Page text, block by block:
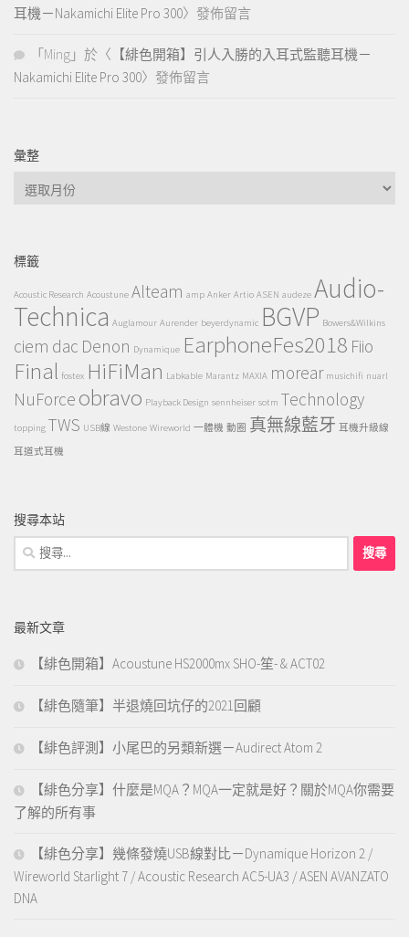
耳機－Nakamichi Elite Pro 300〉發佈留言
「Ming 」於〈 【緋色開箱】引人入勝的入耳式監聽耳機－
Nakamichi Elite Pro 300〉發佈留言
彙整
彙
標籤
Acoustic Research Acoustune Alteam amp Anker Artio ASEN audeze Audio-
Technica Auglamour Aurender beyerdynamic BGVP Bowers&Wilkins
ciem dac Denon Dynamique EarphoneFes2018 Fiio
Final fostex HiFiMan Labkable Marantz MAXIA morear musichifi nuarl
NuForce obravo Playback Design sennheiser sotm Technology
topping TWS USB線 Westone Wireworld 一體機 動圈 真無線藍牙 耳機升級線
耳道式耳機
搜尋本站
搜
尋
字:
最新文章
【緋色開箱】Acoustune HS2000mx SHO-笙- & ACT02
【緋色隨筆】半退燒回坑仔的2021回顧
【緋色評測】小尾巴的另類新選－Audirect Atom 2
【緋色分享】什麼是MQA？MQA一定就是好？關於MQA你需要
了解的所有事
【緋色分享】幾條發燒USB線對比－Dynamique Horizon 2 /
Wireworld Starlight 7 / Acoustic Research AC5-UA3 / ASEN AVANZATO
DNA